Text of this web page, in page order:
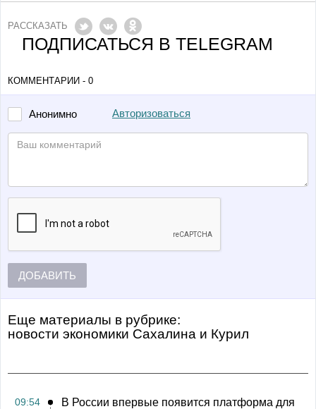
РАССКАЗАТЬ
ПОДПИСАТЬСЯ В TELEGRAM
КОММЕНТАРИИ - 0
Анонимно Авторизоваться
ДОБАВИТЬ
Еще материалы в рубрике:
Новости экономики Сахалина и Курил
09:54
В России впервые появится платформа для